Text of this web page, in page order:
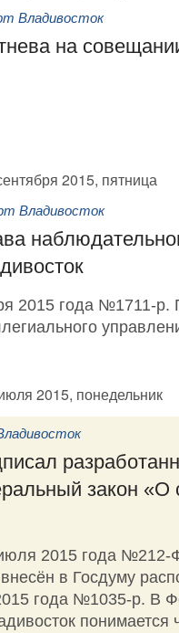
Владивосток
на
2015, пятница
Владивосток
2015 года №1711-р.
2015, понедельник
закон «О
2015 года №212-
в Госдуму
года №1035-р. В
понимается